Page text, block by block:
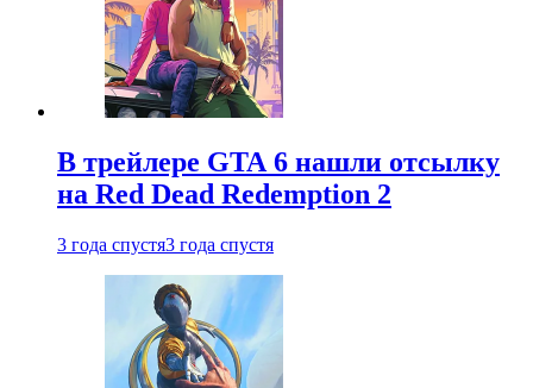
В трейлере GTA 6 нашли отсылку
на Red Dead Redemption 2
3 года спустя3 года спустя